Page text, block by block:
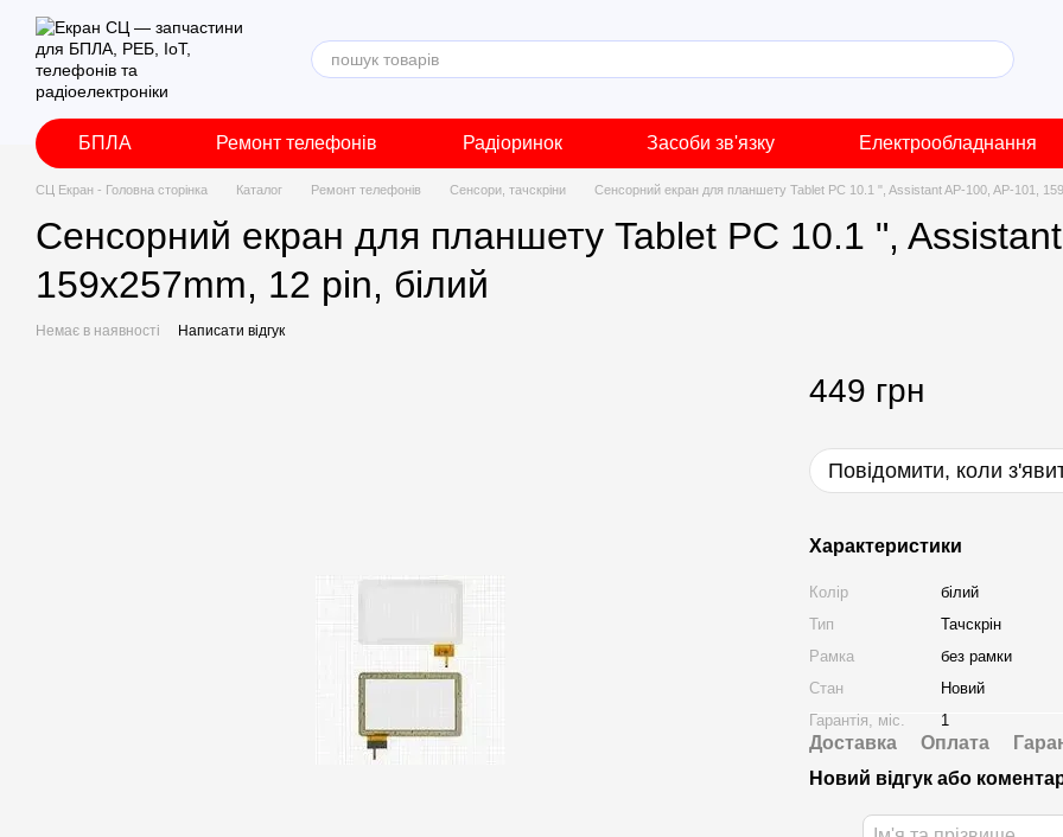
Перейти до основного контенту
БПЛА Ремонт телефонів Радіоринок Засоби зв'язку Електрообладнання
СЦ Екран - Головна сторінка Каталог Ремонт телефонів Сенсори, тачскріни Сенсорний екран для планшету Tablet PC 10.1 ", Assistant AP-100, AP-101,
Сенсорний екран для планшету Tablet PC 10.1 ",
159x257mm, 12 pin, білий
Немає в наявності Написати відгук
449 грн
Повідомити, коли
Характеристики
Колір
білий
Тип
Тачскрін
Рамка
без рамки
Стан
Новий
Гарантія, міс.
1
Доставка Оплата
Новий відгук або